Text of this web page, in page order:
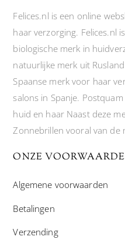
Felices.nl is een online
haar verzorging. Felices.nl
biologische merk in
natuurlijke merk uit
Spaanse merk voor haar
salons in Spanje.
huid en haar Naast deze
Zonnebrillen vooral van de
ONZE
Algemene voorwaarden
Betalingen
Verzending